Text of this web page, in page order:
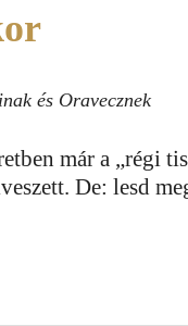
és Oravecznek
már a „régi
De: lesd